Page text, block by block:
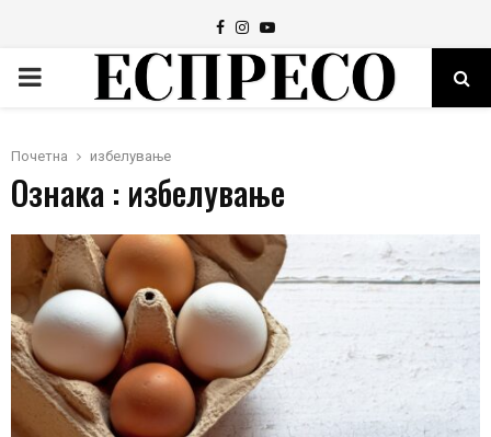
Facebook
Instagram
Youtube
PRIMARY
Почетна избелување
Ознака : избелување